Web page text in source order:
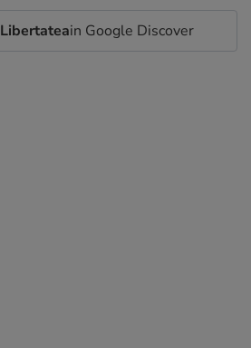
Libertateain Google Discover